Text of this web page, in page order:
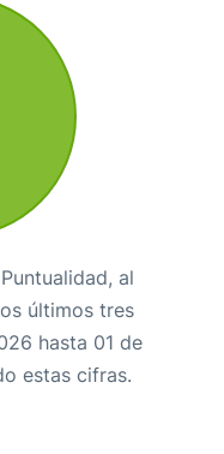
al
últimos tres
hasta 01 de
estas cifras.